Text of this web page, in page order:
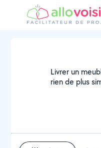
Livrer un
rien de plus